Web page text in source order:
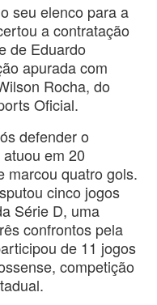
seu elenco para a
a contratação
de Eduardo
apurada com
Rocha, do
Oficial.
defender o
em 20
marcou quatro gols.
cinco jogos
Série D, uma
confrontos pela
de 11 jogos
competição